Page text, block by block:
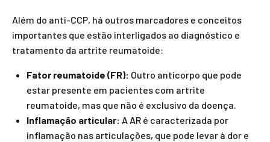
Além do anti-CCP, há outros marcadores e conceitos
importantes que estão interligados ao diagnóstico e
tratamento da artrite reumatoide:
Fator reumatoide (FR): Outro anticorpo que pode
estar presente em pacientes com artrite
reumatoide, mas que não é exclusivo da doença.
Inflamação articular: A AR é caracterizada por
inflamação nas articulações, que pode levar à dor e